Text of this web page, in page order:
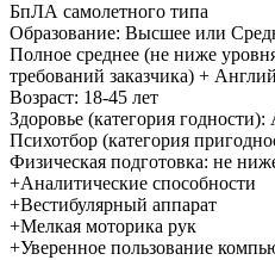
БпЛА самолетного типа
Образование: Высшее или
Полное среднее (не ниже
требований заказчика) +
Возраст: 18-45 лет
Здоровье (категория
Психотбор (категория
Физическая подготовка: не
+Аналитические способности
+Вестибулярный аппарат
+Мелкая моторика рук
+Уверенное пользование